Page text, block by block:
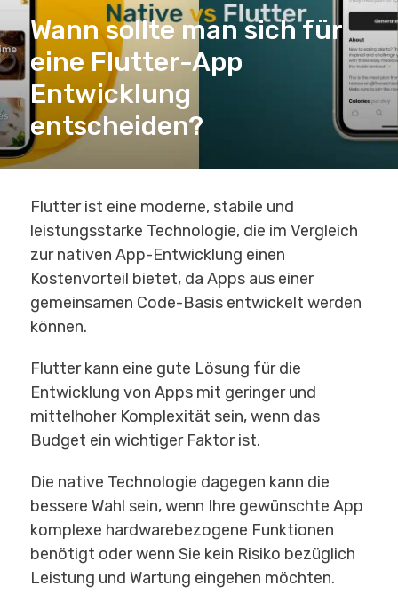
Wann sollte man sich für
eine Flutter-App
Entwicklung
entscheiden?
Flutter ist eine moderne, stabile und
leistungsstarke Technologie, die im Vergleich
zur nativen App-Entwicklung einen
Kostenvorteil bietet, da Apps aus einer
gemeinsamen Code-Basis entwickelt werden
können.
Flutter kann eine gute Lösung für die
Entwicklung von Apps mit geringer und
mittelhoher Komplexität sein, wenn das
Budget ein wichtiger Faktor ist.
Die native Technologie dagegen kann die
bessere Wahl sein, wenn Ihre gewünschte App
komplexe hardwarebezogene Funktionen
benötigt oder wenn Sie kein Risiko bezüglich
Leistung und Wartung eingehen möchten.